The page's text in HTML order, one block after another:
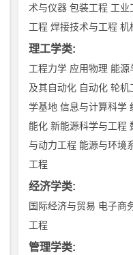
术与仪器 包装工程 工业
工程 焊接技术与工程 机
理工学类:
工程力学 应用物理 能源
及其自动化 自动化 轮机
学基地 信息与计算科学
能化 新能源科学与工程
与动力工程 能源与环境
工程
经济学类:
国际经济与贸易 电子商
工程
管理学类: